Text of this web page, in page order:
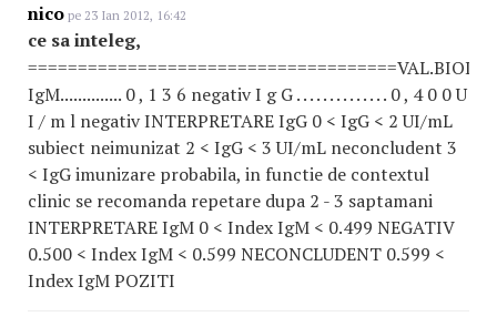
nico pe 23 Ian 2012, 16:42
ce sa inteleg,
IgM.............. 0 , 1 3 6 negativ I g G . . . . . . . . . . . . . . 0 , 4 0 0 U
I / m l negativ INTERPRETARE IgG 0 < IgG < 2 UI/mL
subiect neimunizat 2 < IgG < 3 UI/mL neconcludent 3
< IgG imunizare probabila, in functie de contextul
clinic se recomanda repetare dupa 2 - 3 saptamani
INTERPRETARE IgM 0 < Index IgM < 0.499 NEGATIV
0.500 < Index IgM < 0.599 NECONCLUDENT 0.599 <
Index IgM POZITI